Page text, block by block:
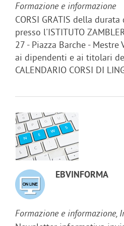
Formazione e informazione
CORSI GRATIS della
presso l'ISTITUTO
27 - Piazza Barche - Mestre
ai dipendenti e ai titolari
CALENDARIO CORSI DI
EBVINFORMA
Formazione e informazione,